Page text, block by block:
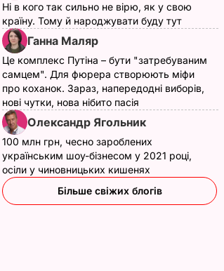
Ні в кого так сильно не вірю, як у свою
країну. Тому й народжувати буду тут
Ганна Маляр
Це комплекс Путіна – бути "затребуваним
самцем". Для фюрера створюють міфи
про коханок. Зараз, напередодні виборів,
нові чутки, нова нібито пасія
Олександр Ягольник
100 млн грн, чесно зароблених
українським шоу-бізнесом у 2021 році,
осіли у чиновницьких кишенях
Більше свіжих блогів